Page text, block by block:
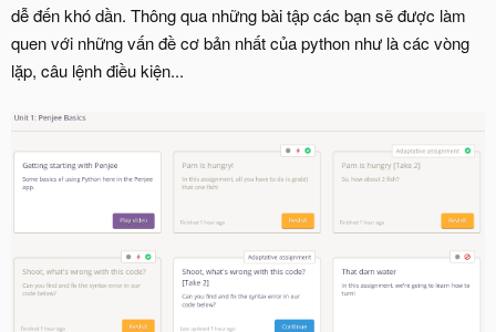
dễ đến khó dần. Thông qua những bài tập các bạn sẽ được làm
quen với những vấn đề cơ bản nhất của python như là các vòng
lặp, câu lệnh điều kiện...